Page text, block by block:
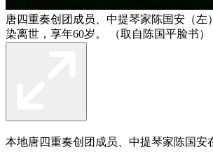
唐四重奏创团成员、中提琴家陈国安（左
染离世，享年60岁。 （取自陈国平脸书）
本地唐四重奏创团成员、中提琴家陈国安